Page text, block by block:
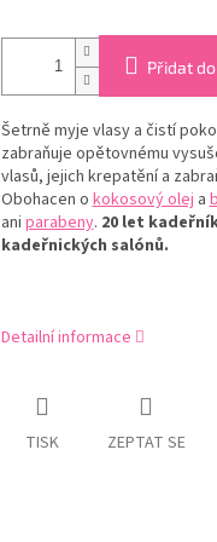
Přidat
Šetrně myje vlasy a čistí
zabraňuje opětovnému
vlasů, jejich krepatění a
Obohacen okokosový olej a
ani parabeny. 20 let
kadeřnických salónů.
Detailní informace
TISK ZEPTAT SE